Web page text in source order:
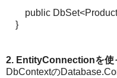
public
}
2. EntityConnectionを使
DbContextの